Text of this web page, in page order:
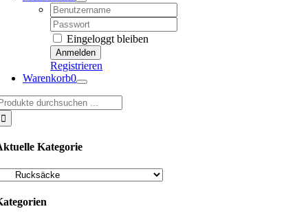
Username:
Password:
Eingeloggt bleiben
Registrieren
Warenkorb0
Kategorie